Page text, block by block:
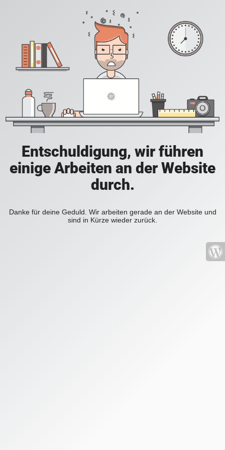
Entschuldigung, wir führen
einige Arbeiten an der Website
durch.
Danke für deine Geduld. Wir arbeiten gerade an der Website und
sind in Kürze wieder zurück.